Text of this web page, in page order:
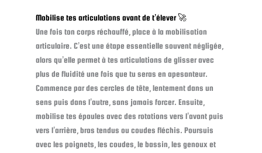
Mobilise tes articulations avant de t’élever 🚀
Une fois ton corps réchauffé, place à la mobilisation
articulaire. C’est une étape essentielle souvent négligée,
alors qu’elle permet à tes articulations de glisser avec
plus de fluidité une fois que tu seras en apesanteur.
Commence par des cercles de tête, lentement dans un
sens puis dans l’autre, sans jamais forcer. Ensuite,
mobilise tes épaules avec des rotations vers l’avant puis
vers l’arrière, bras tendus ou coudes fléchis. Poursuis
avec les poignets, les coudes, le bassin, les genoux et